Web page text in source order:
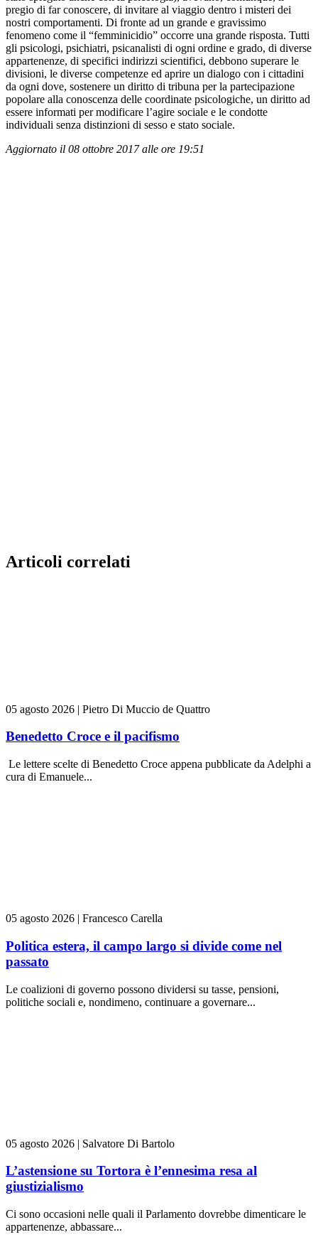
pregio di far conoscere, di invitare al viaggio dentro i misteri dei
nostri comportamenti. Di fronte ad un grande e gravissimo
fenomeno come il “femminicidio” occorre una grande risposta. Tutti
gli psicologi, psichiatri, psicanalisti di ogni ordine e grado, di diverse
appartenenze, di specifici indirizzi scientifici, debbono superare le
divisioni, le diverse competenze ed aprire un dialogo con i cittadini
da ogni dove, sostenere un diritto di tribuna per la partecipazione
popolare alla conoscenza delle coordinate psicologiche, un diritto ad
essere informati per modificare l’agire sociale e le condotte
individuali senza distinzioni di sesso e stato sociale.
Aggiornato il 08 ottobre 2017 alle ore 19:51
Articoli correlati
05 agosto 2026 | Pietro Di Muccio de Quattro
Benedetto Croce e il pacifismo
Le lettere scelte di Benedetto Croce appena pubblicate da Adelphi a
cura di Emanuele...
05 agosto 2026 | Francesco Carella
Politica estera, il campo largo si divide come nel
passato
Le coalizioni di governo possono dividersi su tasse, pensioni,
politiche sociali e, nondimeno, continuare a governare...
05 agosto 2026 | Salvatore Di Bartolo
L’astensione su Tortora è l’ennesima resa al
giustizialismo
Ci sono occasioni nelle quali il Parlamento dovrebbe dimenticare le
appartenenze, abbassare...